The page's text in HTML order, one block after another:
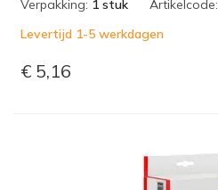
Verpakking: 1 stuk Artikelcode:
Levertijd 1-5 werkdagen
€ 5,16